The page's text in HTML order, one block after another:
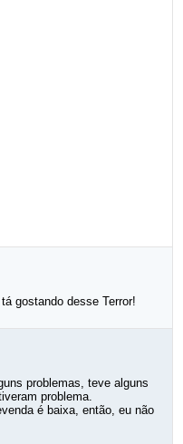
gostando desse Terror!
problemas, teve alguns
problema.
é baixa, então, eu não